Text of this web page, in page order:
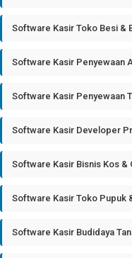
Software Kasir Toko Besi &
Software Kasir Penyewaan
Software Kasir Penyewaan
Software Kasir Developer
Software Kasir Bisnis Kos &
Software Kasir Toko Pupuk
Software Kasir Budidaya